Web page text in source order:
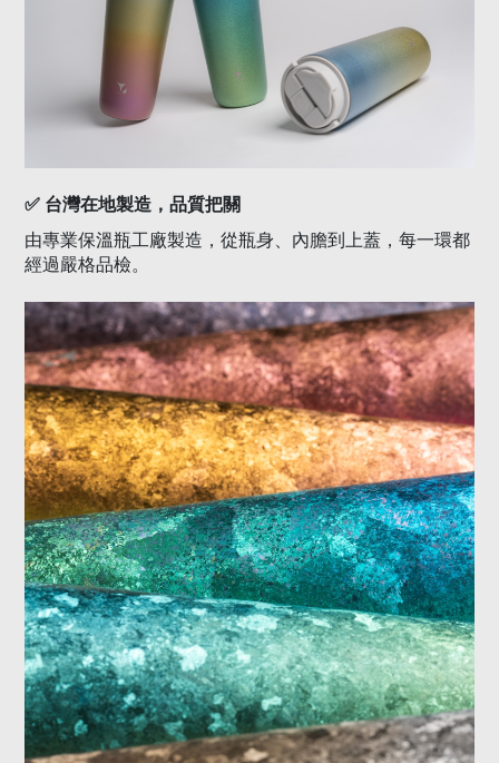
✅ 台灣在地製造，品質把關
由專業保溫瓶工廠製造，從瓶身、內膽到上蓋，每一環都
經過嚴格品檢。